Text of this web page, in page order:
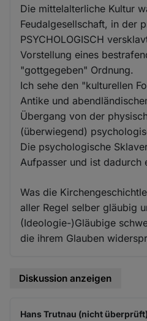
Die mittelalterliche Kultur
Feudalgesellschaft, in der
PSYCHOLOGISCH
Vorstellung eines
"gottgegeben" Ordnung.
Ich sehe den "kulturellen
Antike und
Übergang von der
(überwiegend)
Die psychologische
Aufpasser und ist dadurch
Was die
aller Regel selber gläubig
(Ideologie-)Gläubige
die ihrem Glauben
Diskussion anzeigen
Hans Trutnau (nicht überprüft)